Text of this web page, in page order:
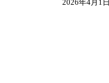
2026年4月1日